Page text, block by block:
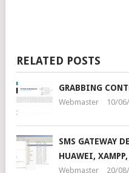
RELATED POSTS
GRABBING
Webmaster 10/
SMS GATEWAY
HUAWEI,
Webmaster 20/